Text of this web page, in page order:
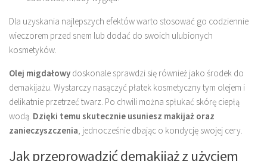
Dla uzyskania najlepszych efektów warto stosować go codziennie
wieczorem przed snem lub dodać do swoich ulubionych
kosmetyków.
Olej migdałowy doskonale sprawdzi się również jako środek do
demakijażu. Wystarczy nasączyć płatek kosmetyczny tym olejem i
delikatnie przetrzeć twarz. Po chwili można spłukać skórę ciepłą
wodą. Dzięki temu skutecznie usuniesz makijaż oraz
zanieczyszczenia, jednocześnie dbając o kondycję swojej cery.
Jak przeprowadzić demakijaż z użyciem